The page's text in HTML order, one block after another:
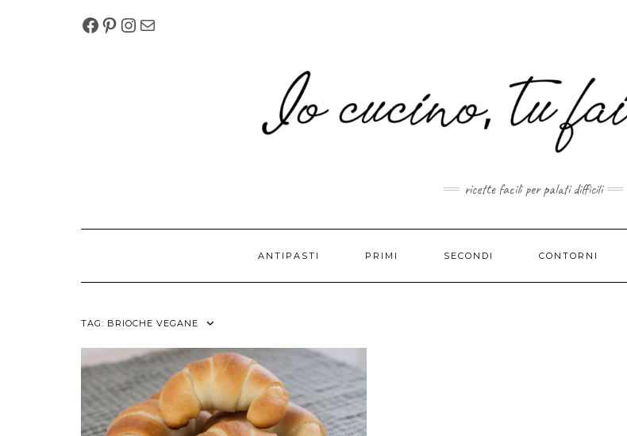
FACEBOOK
PINTEREST
INSTAGRAM
MELISSAPILLITU.BM@GMAIL.COM
ricette facili per palati difficili
ANTIPASTI PRIMI SECONDI CONTORNI
TAG: BRIOCHE VEGANE